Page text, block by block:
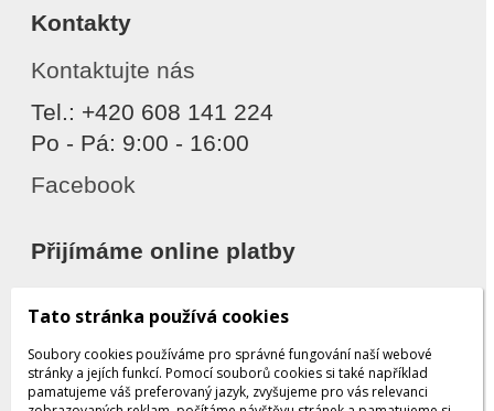
Kontakty
Kontaktujte nás
Tel.: +420 608 141 224
Po - Pá: 9:00 - 16:00
Facebook
Přijímáme online platby
Tato stránka používá cookies
Soubory cookies používáme pro správné fungování naší webové
stránky a jejích funkcí. Pomocí souborů cookies si také například
pamatujeme váš preferovaný jazyk, zvyšujeme pro vás relevanci